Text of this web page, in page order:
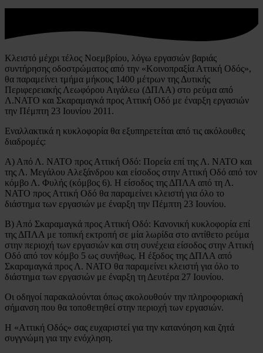
Κλειστό μέχρι τέλος Νοεμβρίου, λόγω εργασιών βαριάς
συντήρησης οδοστρώματος από την «Κοινοπραξία Αττική Οδός»,
θα παραμείνει τμήμα μήκους 1400 μέτρων της Δυτικής
Περιφερειακής Λεωφόρου Αιγάλεω (ΔΠΛΑ) στο ρεύμα από
Λ.ΝΑΤΟ και Σκαραμαγκά προς Αττική Οδό με έναρξη εργασιών
την Πέμπτη 23 Ιουνίου 2011.
Εναλλακτικά η κυκλοφορία θα εξυπηρετείται από τις ακόλουθες
διαδρομές:
Α) Από Λ. ΝΑΤΟ προς Αττική Οδό: Πορεία επί της Λ. ΝΑΤΟ και
της Λ. Μεγάλου Αλεξάνδρου και είσοδος στην Αττική Οδό από τον
κόμβο Λ. Φυλής (κόμβος 6). Η είσοδος της ΔΠΛΑ από τη Λ.
ΝΑΤΟ προς Αττική Οδό θα παραμείνει κλειστή για όλο το
διάστημα των εργασιών με έναρξη την Πέμπτη 23 Ιουνίου.
Β) Από Σκαραμαγκά προς Αττική Οδό: Κανονική κυκλοφορία επί
της ΔΠΛΑ με τοπική εκτροπή σε μία λωρίδα στο αντίθετο ρεύμα
στην περιοχή των εργασιών και στη συνέχεια είσοδος στην Αττική
Οδό από τον κόμβο 5 ως συνήθως. Η έξοδος της ΔΠΛΑ από
Σκαραμαγκά προς Λ. ΝΑΤΟ θα παραμείνει κλειστή για όλο το
διάστημα των εργασιών με έναρξη τη Δευτέρα 27 Ιουνίου.
Οι οδηγοί παρακαλούνται όπως ακολουθούν την πληροφοριακή
σήμανση που θα τοποθετηθεί στην περιοχή των εργασιών.
Η «Αττική Οδός» σας ευχαριστεί για την κατανόηση και ζητά
συγγνώμη για την ενόχληση.